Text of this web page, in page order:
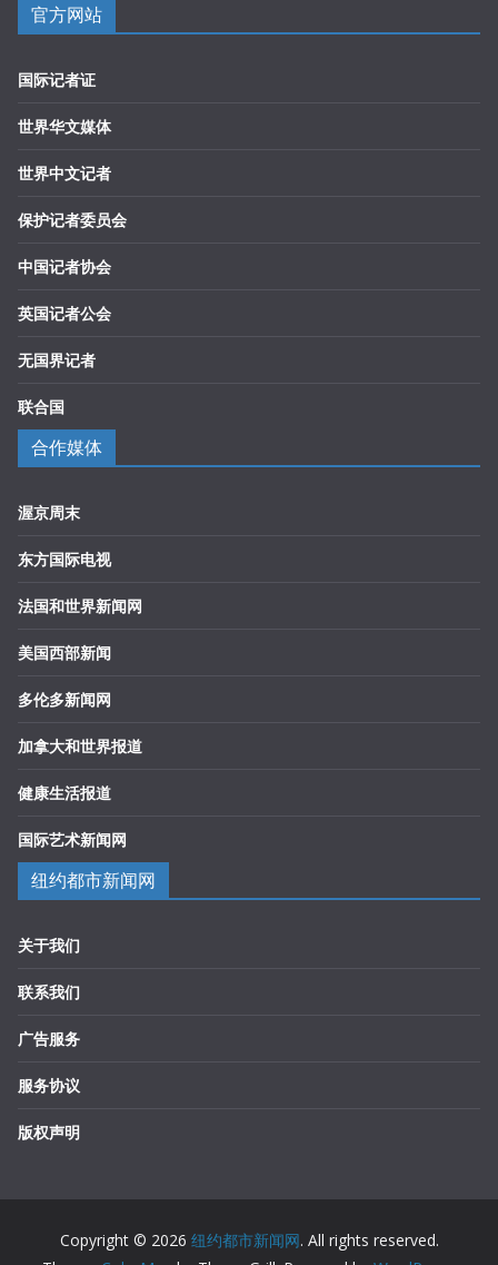
官方网站
国际记者证
世界华文媒体
世界中文记者
保护记者委员会
中国记者协会
英国记者公会
无国界记者
联合国
合作媒体
渥京周末
东方国际电视
法国和世界新闻网
美国西部新闻
多伦多新闻网
加拿大和世界报道
健康生活报道
国际艺术新闻网
纽约都市新闻网
关于我们
联系我们
广告服务
服务协议
版权声明
Copyright © 2026 纽约都市新闻网. All rights reserved.